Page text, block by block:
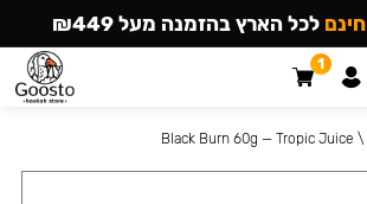
\
Black Burn 60g — Tropic Juice
חינם לכל הארץ בהזמנה מעל ₪449
1